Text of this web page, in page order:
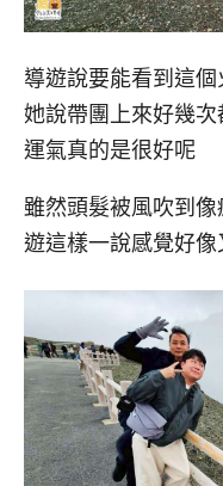
導遊說要能看到這
她說帶團上來好幾
運氣真的是很好呢
雖然頭髮被風吹到
遊這樣一說感覺好